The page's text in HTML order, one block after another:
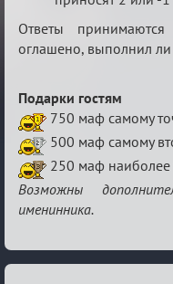
Ответы
оглашено, выполнил ли
Подарки гостям
750 маф самому
500 маф самому
250 маф наиболее
Возможны
именинника.